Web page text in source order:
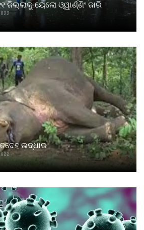
ଜିଲ୍ଲାକୁ ୟେଲୋ ଓ୍ୱାର୍ଣ୍ଣିଂ ଜାରି
ଉଦ୍ଧାର